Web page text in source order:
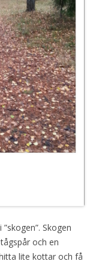
Skogen
och en
lite kottar och få